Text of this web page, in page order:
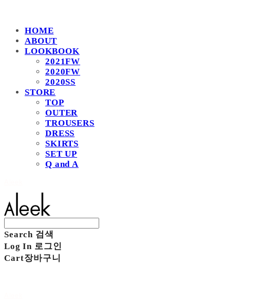
HOME
ABOUT
LOOKBOOK
2021FW
2020FW
2020SS
STORE
TOP
OUTER
TROUSERS
DRESS
SKIRTS
SET UP
Q and A
Search 검색
Log In 로그인
Cart장바구니